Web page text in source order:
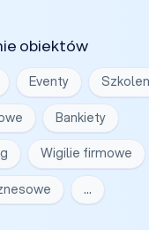
obiektów
Eventy
Bankiety
Wigilie firmowe
…